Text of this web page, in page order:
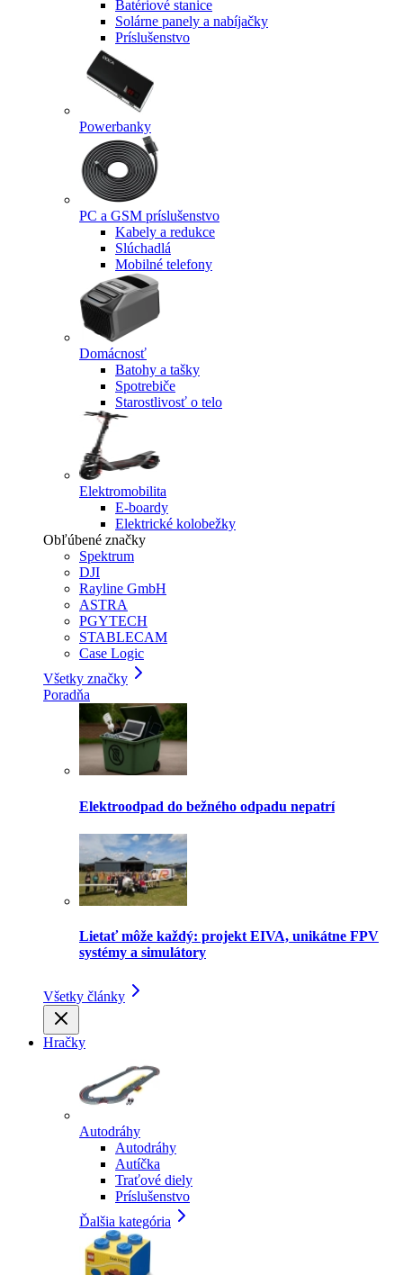
Batériové stanice
Solárne panely a nabíjačky
Príslušenstvo
Powerbanky
PC a GSM príslušenstvo
Kabely a redukce
Slúchadlá
Mobilné telefony
Domácnosť
Batohy a tašky
Spotrebiče
Starostlivosť o telo
Elektromobilita
E-boardy
Elektrické kolobežky
Obľúbené značky
Spektrum
DJI
Rayline GmbH
ASTRA
PGYTECH
STABLECAM
Case Logic
Všetky značky
Poradňa
Elektroodpad do bežného odpadu nepatrí
Lietať môže každý: projekt EIVA, unikátne FPV
systémy a simulátory
Všetky články
Hračky
Autodráhy
Autodráhy
Autíčka
Traťové diely
Príslušenstvo
Ďalšia kategória